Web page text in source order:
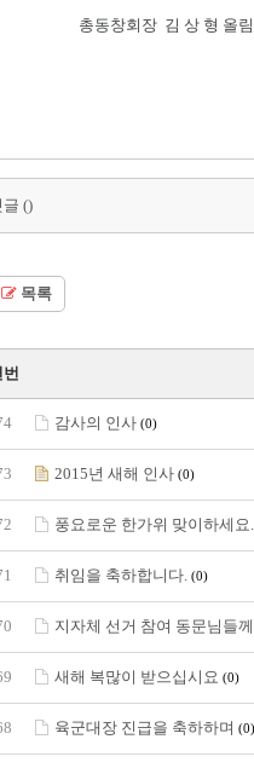
동창회장 김 상 형 올림
글 ()
목록
번
감사의 인사 (0)
2015년 새해 인사 (0)
풍요로운 한가위 맞이하세요.
취임을 축하합니다. (0)
지자체 선거 참여 동문님들께
새해 복많이 받으십시요 (0)
육군대장 진급을 축하하며 (0)